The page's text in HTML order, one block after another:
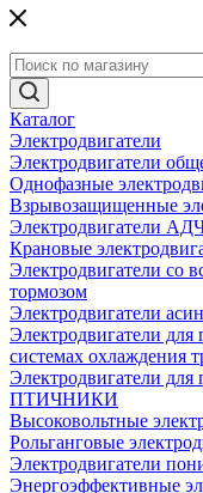
Каталог
Электродвигатели
Электродвигатели
Однофазные
Взрывозащищенные
Электродвигатели
Крановые
Электродвигатели со
тормозом
Электродвигатели
Электродвигатели для
системах охлаждения
Электродвигатели для
ПТИЧНИКИ
Высоковольтные
Рольганговые
Электродвигатели
Энергоэффективные